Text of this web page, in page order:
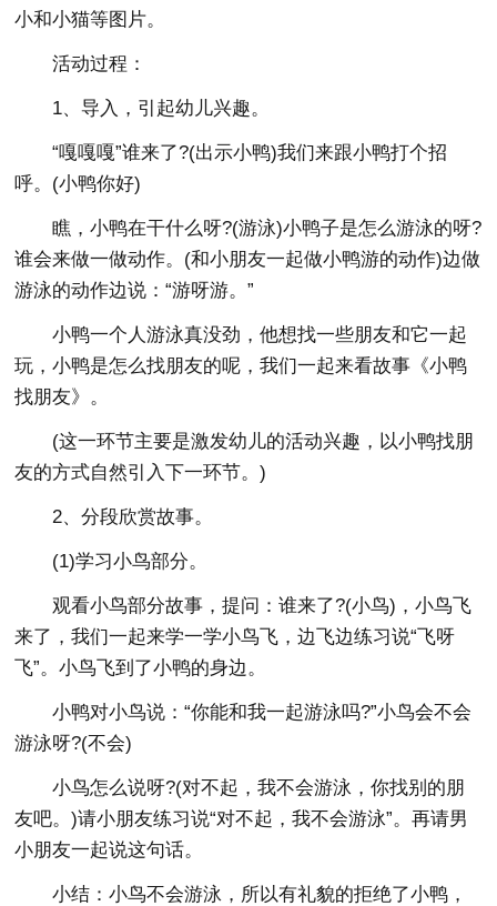
小和小猫等图片。
活动过程：
1、导入，引起幼儿兴趣。
“嘎嘎嘎”谁来了?(出示小鸭)我们来跟小鸭打个招
呼。(小鸭你好)
瞧，小鸭在干什么呀?(游泳)小鸭子是怎么游泳的呀?
谁会来做一做动作。(和小朋友一起做小鸭游的动作)边做
游泳的动作边说：“游呀游。”
小鸭一个人游泳真没劲，他想找一些朋友和它一起
玩，小鸭是怎么找朋友的呢，我们一起来看故事《小鸭
找朋友》。
(这一环节主要是激发幼儿的活动兴趣，以小鸭找朋
友的方式自然引入下一环节。)
2、分段欣赏故事。
(1)学习小鸟部分。
观看小鸟部分故事，提问：谁来了?(小鸟)，小鸟飞
来了，我们一起来学一学小鸟飞，边飞边练习说“飞呀
飞”。小鸟飞到了小鸭的身边。
小鸭对小鸟说：“你能和我一起游泳吗?”小鸟会不会
游泳呀?(不会)
小鸟怎么说呀?(对不起，我不会游泳，你找别的朋
友吧。)请小朋友练习说“对不起，我不会游泳”。再请男
小朋友一起说这句话。
小结：小鸟不会游泳，所以有礼貌的拒绝了小鸭，